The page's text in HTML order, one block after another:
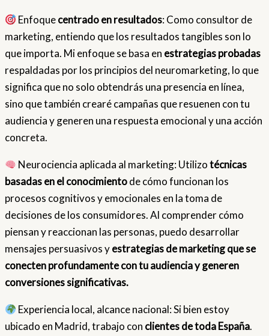
Enfoquecentrado en resultados: Como consultor de
marketing, entiendo que los resultados tangibles son lo
que importa. Mi enfoque se basa en estrategias probadas
respaldadas por los principios del neuromarketing, lo que
significa que no solo obtendrás una presencia en línea,
sino que también crearé campañas que resuenen con tu
audiencia y generen una respuesta emocional y una acción
concreta.
Neurociencia aplicada al marketing: Utilizotécnicas
basadas en el conocimientode cómo funcionan los
procesos cognitivos y emocionales en la toma de
decisiones de los consumidores. Al comprender cómo
piensan y reaccionan las personas, puedo desarrollar
mensajes persuasivos yestrategias de marketing que se
conecten profundamente con tu audiencia y generen
conversiones significativas.
Experiencia local, alcance nacional: Si bien estoy
ubicado en Madrid, trabajo con clientes de toda España.